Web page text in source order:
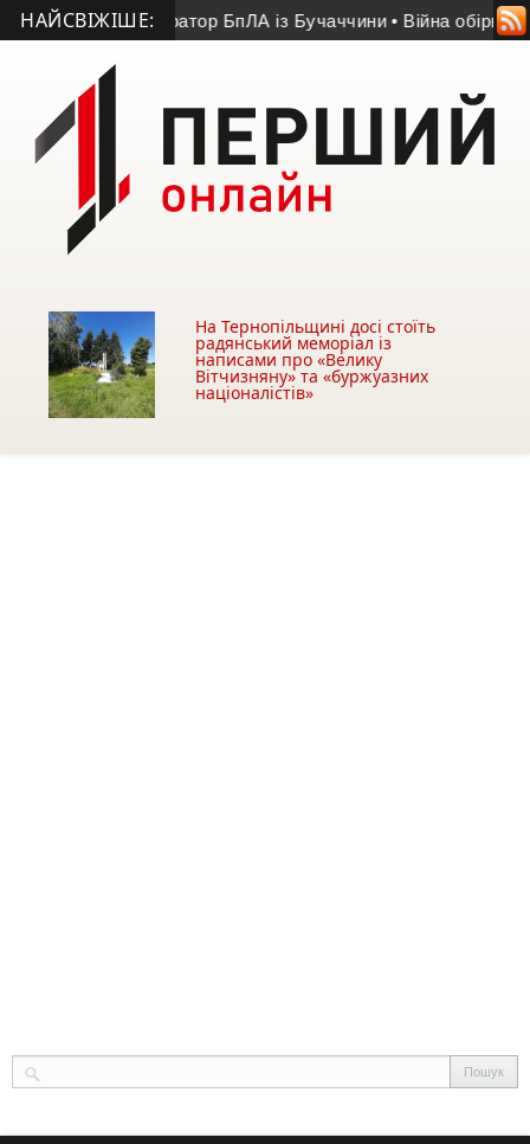
НАЙСВІЖІШЕ:
20-річний оператор БпЛА із Бучаччини • Війна обірвала
На Тернопільщині досі стоїть
радянський меморіал із
написами про «Велику
Вітчизняну» та «буржуазних
націоналістів»